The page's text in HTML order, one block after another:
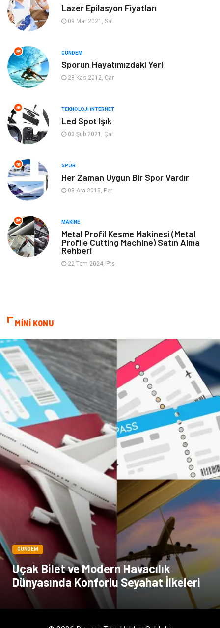
Keyif Hobi
Anne Çocuk
Organizasyon Moda
Bilgisayar & Yazılım
Müzik
Spor
Turizm
Nakliye
Mobilya Finans Ekonomi
Evlilik Rehberi
Şile Bezi Restaurant
Çocuk Psikolojisi
Lazer Epilasyon Fiyatları
09 Mar 2021, Sal
GÜNDEM
Sporun Hayatımızdaki Yeri
28 Kas 2012, Çar
TEKNOLOJI İNTERNET
Led Spot Işık
03 Şub 2021, Çar
SPOR
Her Zaman Uygun Bir Spor Vardır
03 Ara 2015, Per
MAKINE
Metal Profil Kesme Makinesi (Metal
Profile Cutting Machine) Satın Alma
Rehberi
22 Tem 2024, Pts
MİNİ KONU
GÜNDEM
Uçak Bilet ve Modern Havacılık
Dünyasında Konforlu Seyahat İlkeleri